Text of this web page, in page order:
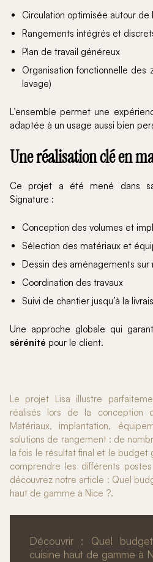
Circulation optimisée autour de
Rangements intégrés et
Plan de travail généreux
Organisation fonctionnelle des
lavage)
L’ensemble permet une
adaptée à un usage aussi bien
Une réalisation clé en
Ce projet a été mené dans
Signature :
Conception des volumes et
Sélection des matériaux et
Dessin des aménagements sur
Coordination des travaux
Suivi de chantier jusqu’à la
Une approche globale qui
sérénité pour le client.
Le projet Lisa illustre
réalisés lors de la conception
Matériaux, implantation,
solutions de rangement : de
la fois le résultat final et le budget
comprendre les différents
découvrez notre article : Quel
haut de gamme à Nice ?.
Découvrir : Quel
cuisine haut de gamme à